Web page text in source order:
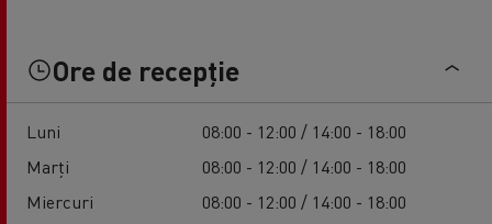
Ore de recepție
Luni
08:00 - 12:00 / 14:00 - 18:00
Marți
08:00 - 12:00 / 14:00 - 18:00
Miercuri
08:00 - 12:00 / 14:00 - 18:00